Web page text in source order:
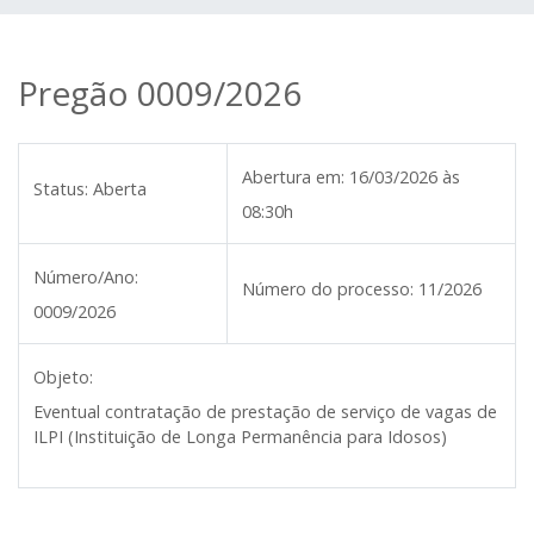
Pregão 0009/2026
Status: Aberta
Abertura em: 16/03/2026 às
08:30h
Número/Ano:
0009/2026
Número do processo: 11/2026
Objeto:
Eventual contratação de prestação de serviço de vagas de
ILPI (Instituição de Longa Permanência para Idosos)